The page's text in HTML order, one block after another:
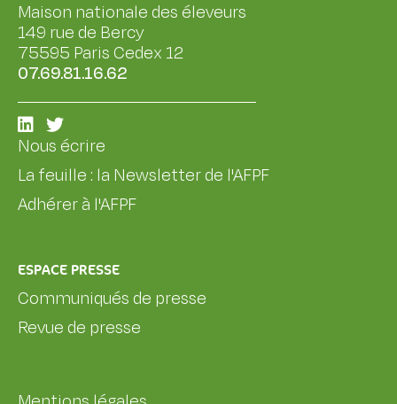
Maison nationale des éleveurs
149 rue de Bercy
75595 Paris Cedex 12
07.69.81.16.62
Nous écrire
La feuille : la Newsletter de l'AFPF
Adhérer à l'AFPF
ESPACE PRESSE
Communiqués de presse
Revue de presse